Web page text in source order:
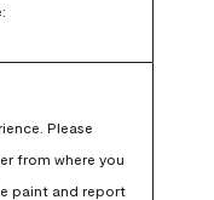
Please
from where you
paint and report